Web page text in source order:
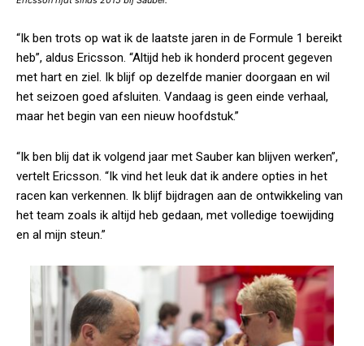
“Ik ben trots op wat ik de laatste jaren in de Formule 1 bereikt
heb”, aldus Ericsson. “Altijd heb ik honderd procent gegeven
met hart en ziel. Ik blijf op dezelfde manier doorgaan en wil
het seizoen goed afsluiten. Vandaag is geen einde verhaal,
maar het begin van een nieuw hoofdstuk.”
“Ik ben blij dat ik volgend jaar met Sauber kan blijven werken”,
vertelt Ericsson. “Ik vind het leuk dat ik andere opties in het
racen kan verkennen. Ik blijf bijdragen aan de ontwikkeling van
het team zoals ik altijd heb gedaan, met volledige toewijding
en al mijn steun.”